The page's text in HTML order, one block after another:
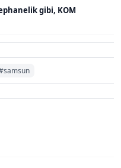
gibi, KOM